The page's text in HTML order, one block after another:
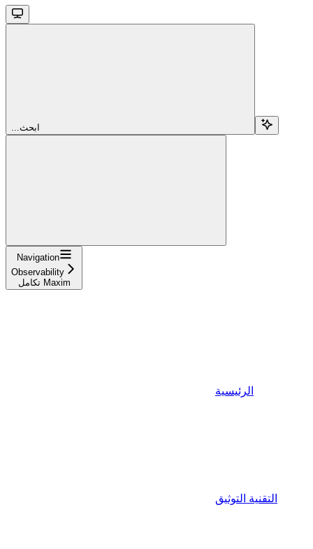
...ابحث
Navigation
Observability
تكامل Maxim
الرئيسية
التقنية التوثيق